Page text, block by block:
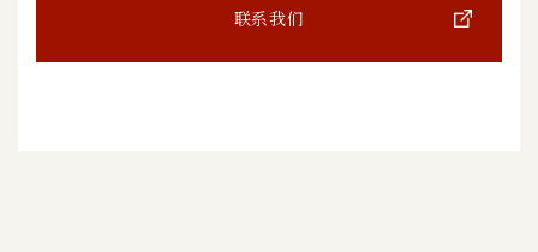
联系我们